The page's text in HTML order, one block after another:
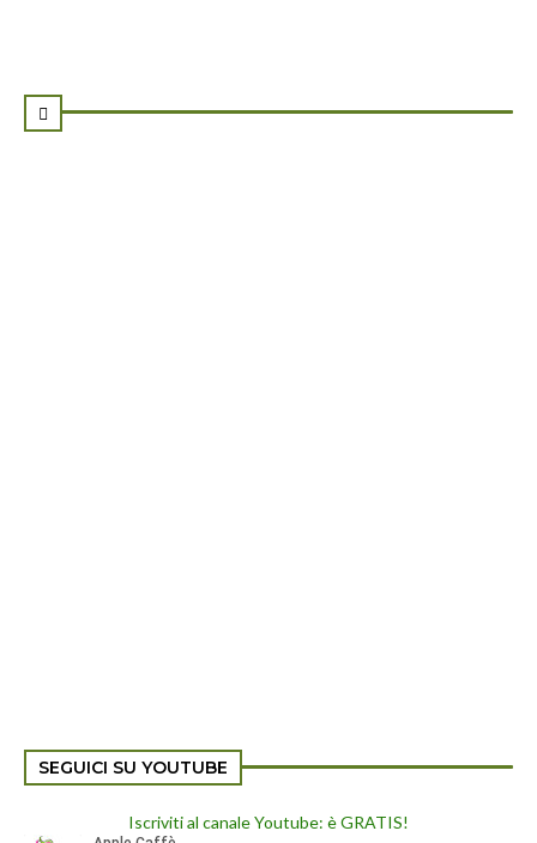

SEGUICI SU YOUTUBE
Iscriviti al canale Youtube: è GRATIS!